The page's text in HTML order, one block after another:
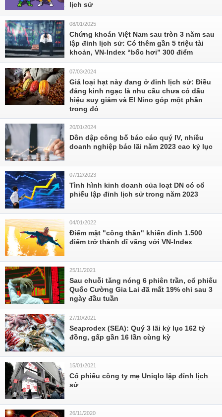
lịch sử
08/01/2025
Chứng khoán Việt Nam sau tròn 3 năm sau
lập đỉnh lịch sử: Có thêm gần 5 triệu tài
khoản, VN-Index “bốc hơi” 300 điểm
07/03/2024
Giá loại hạt này đang ở đỉnh lịch sử: Điều
đáng kinh ngạc là nhu cầu chưa có dấu
hiệu suy giảm và El Nino góp một phần
trong đó
20/01/2024
Dồn dập công bố báo cáo quý IV, nhiều
doanh nghiệp báo lãi năm 2023 cao kỷ lục
07/12/2023
Tình hình kinh doanh của loạt DN có cổ
phiếu lập đỉnh lịch sử trong năm 2023
04/01/2022
Điểm mặt "công thần" khiến đỉnh 1.500
điểm trở thành dĩ vãng với VN-Index
25/11/2021
Sau chuỗi tăng nóng 6 phiên trần, cổ phiếu
Quốc Cường Gia Lai đã mất 19% chỉ sau 3
ngày đầu tuần
27/10/2021
Seaprodex (SEA): Quý 3 lãi kỷ lục 162 tỷ
đồng, gấp gần 16 lần cùng kỳ
15/01/2021
Cổ phiếu công ty mẹ Uniqlo lập đỉnh lịch
sử
26/11/2020